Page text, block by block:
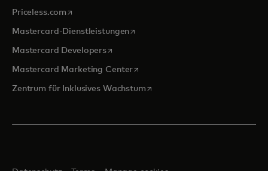
Priceless.com wird in einer neuen Registerkarte geöffnet
Mastercard-Dienstleistungenwird in einer neuen Registerkarte
Mastercard Developerswird in einer neuen Registerkarte
Mastercard Marketing Centerwird in einer neuen
Zentrum für Inklusives Wachstumwird in einer neuen